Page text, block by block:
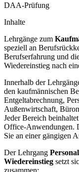
DAA-Prüfung
Inhalte
Lehrgänge zum
speziell an
Berufserfahrung und
Wiedereinstieg nach
Innerhalb der
den kaufmännischen
Entgeltabrechnung,
Außenwirtschaft,
Jeder Bereich
Office-Anwendungen.
Sie an einer gängigen
Der Lehrgang
Wiedereinstieg setzt